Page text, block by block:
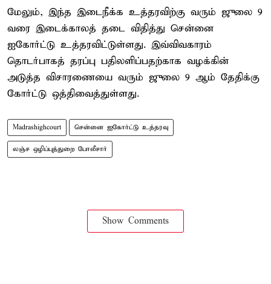
மேலும், இந்த இடைநீக்க உத்தரவிற்கு வரும் ஜுலை 9
வரை இடைக்காலத் தடை விதித்து சென்னை
ஐகோர்ட்டு உத்தரவிட்டுள்ளது. இவ்விவகாரம்
தொடர்பாகத் தரப்பு பதிலளிப்பதற்காக வழக்கின்
அடுத்த விசாரணையை வரும் ஜுலை 9 ஆம் தேதிக்கு
கோர்ட்டு ஒத்திவைத்துள்ளது.
Madrashighcourt சென்னை ஐகோர்ட்டு உத்தரவு
லஞ்ச ஒழிப்புத்துறை போலீசார்
Show Comments